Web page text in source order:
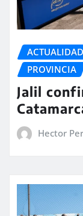
ACTUALIDAD
PROVINCIA
Jalil
Hector